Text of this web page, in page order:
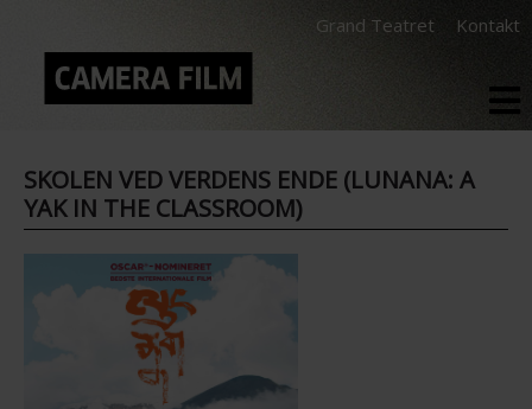
Grand Teatret Kontakt
SKOLEN VED VERDENS ENDE (LUNANA: A
YAK IN THE CLASSROOM)